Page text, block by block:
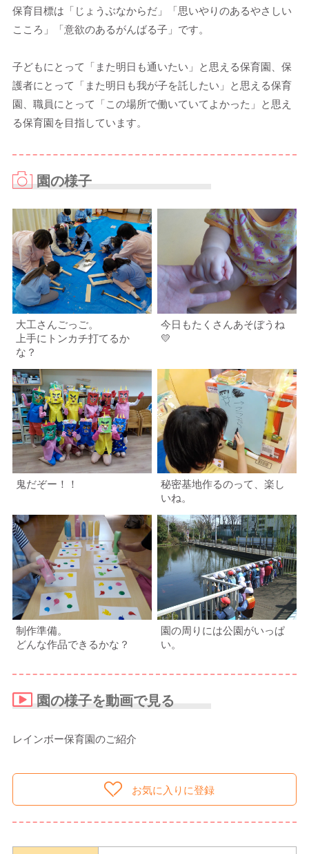
保育目標は「じょうぶなからだ」「思いやりのあるやさしい
こころ」「意欲のあるがんばる子」です。
子どもにとって「また明日も通いたい」と思える保育園、保
護者にとって「また明日も我が子を託したい」と思える保育
園、職員にとって「この場所で働いていてよかった」と思え
る保育園を目指しています。
園の様子
大工さんごっご。
上手にトンカチ打てるか
な？
今日もたくさんあそぼうね
💛
鬼だぞー！！
秘密基地作るのって、楽し
いね。
制作準備。
どんな作品できるかな？
園の周りには公園がいっぱ
い。
園の様子を動画で見る
レインボー保育園のご紹介
お気に入りに登録